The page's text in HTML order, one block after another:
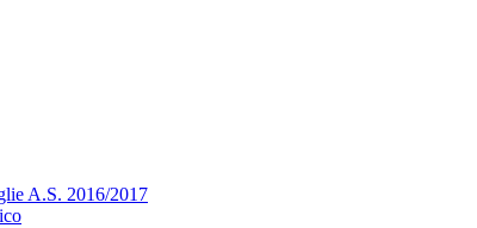
A.S. 2016/2017